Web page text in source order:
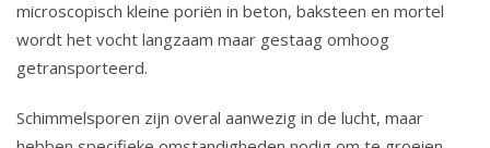
microscopisch kleine poriën in beton, baksteen en mortel
wordt het vocht langzaam maar gestaag omhoog
getransporteerd.
Schimmelsporen zijn overal aanwezig in de lucht, maar